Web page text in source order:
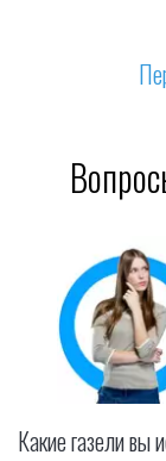
Какие газели вы